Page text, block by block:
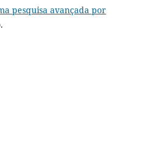
pesquisa avançada por